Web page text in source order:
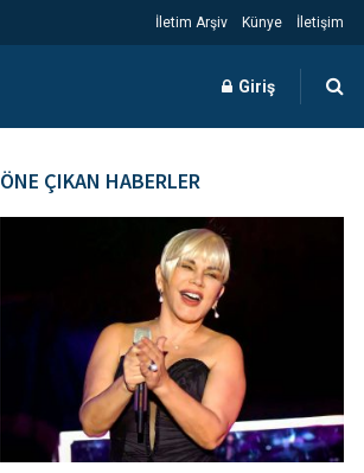
İletim Arşiv Künye İletişim
Giriş
ÖNE ÇIKAN HABERLER